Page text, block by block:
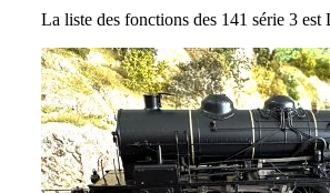
La liste des fonctions des 141 série 3